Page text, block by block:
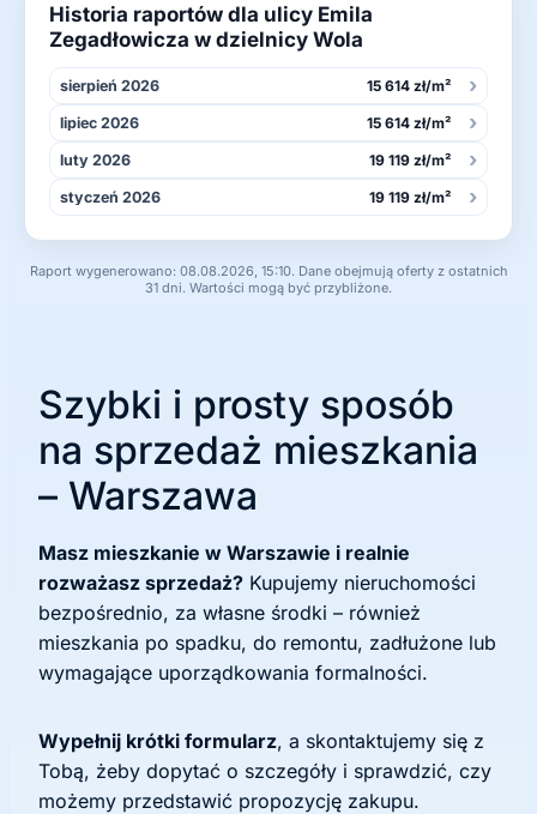
Historia raportów dla ulicy Emila
Zegadłowicza w dzielnicy Wola
sierpień 2026 15 614 zł/m² ›
lipiec 2026 15 614 zł/m² ›
luty 2026 19 119 zł/m² ›
styczeń 2026 19 119 zł/m² ›
Raport wygenerowano: 08.08.2026, 15:10. Dane obejmują oferty z ostatnich
31 dni. Wartości mogą być przybliżone.
Szybki i prosty sposób
na sprzedaż mieszkania
– Warszawa
Masz mieszkanie w Warszawie i realnie
rozważasz sprzedaż? Kupujemy nieruchomości
bezpośrednio, za własne środki – również
mieszkania po spadku, do remontu, zadłużone lub
wymagające uporządkowania formalności.
Wypełnij krótki formularz, a skontaktujemy się z
Tobą, żeby dopytać o szczegóły i sprawdzić, czy
możemy przedstawić propozycję zakupu.